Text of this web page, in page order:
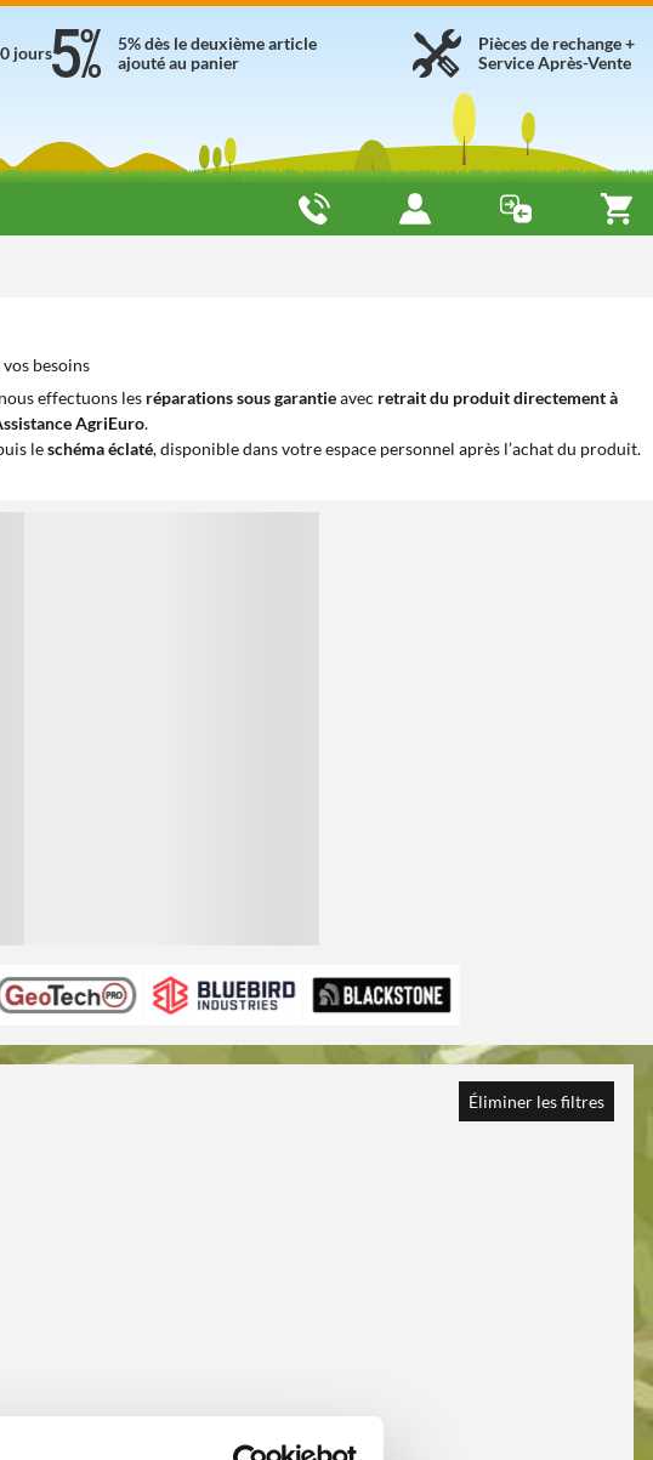
Pièces de rechange +
Service Après-Vente
5% dès le deuxième article
ajouté au panier
jours
besoins
effectuons les réparations sous garantieavec retrait du produit directement à
AgriEuro.
leschéma éclaté, disponible dans votre espace personnel après l’achat du produit.
Éliminer les filtres